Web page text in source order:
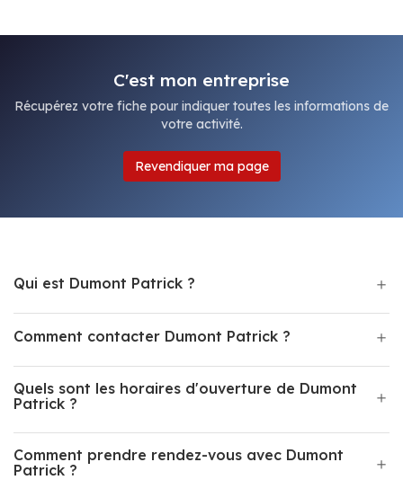
C'est mon entreprise
Récupérez votre fiche pour indiquer toutes les informations de
votre activité.
Revendiquer ma page
Qui est Dumont Patrick ?
Comment contacter Dumont Patrick ?
Quels sont les horaires d'ouverture de Dumont
Patrick ?
Comment prendre rendez-vous avec Dumont
Patrick ?